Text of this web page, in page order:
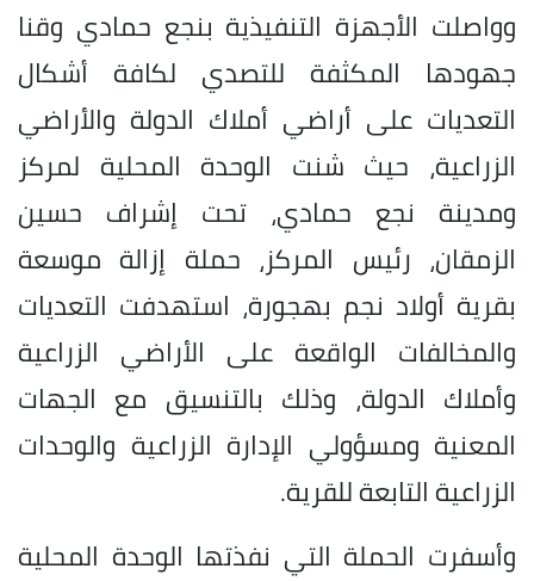
وواصلت الأجهزة التنفيذية بنجع حمادي وقنا
جهودها المكثفة للتصدي لكافة أشكال
التعديات على أراضي أملاك الدولة والأراضي
الزراعية، حيث شنت الوحدة المحلية لمركز
ومدينة نجع حمادي، تحت إشراف حسين
الزمقان، رئيس المركز، حملة إزالة موسعة
بقرية أولاد نجم بهجورة، استهدفت التعديات
والمخالفات الواقعة على الأراضي الزراعية
وأملاك الدولة، وذلك بالتنسيق مع الجهات
المعنية ومسؤولي الإدارة الزراعية والوحدات
الزراعية التابعة للقرية.
وأسفرت الحملة التي نفذتها الوحدة المحلية